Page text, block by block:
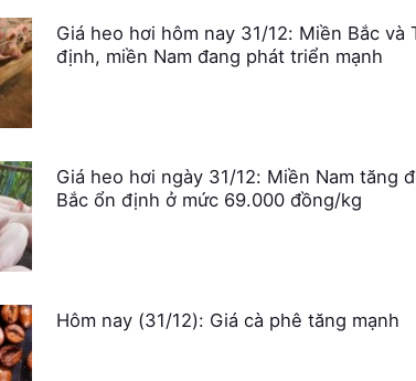
Giá heo hơi hôm nay 31/12: Miền Bắc và
định, miền Nam đang phát triển mạnh
Giá heo hơi ngày 31/12: Miền Nam tăng
Bắc ổn định ở mức 69.000 đồng/kg
Hôm nay (31/12): Giá cà phê tăng mạnh